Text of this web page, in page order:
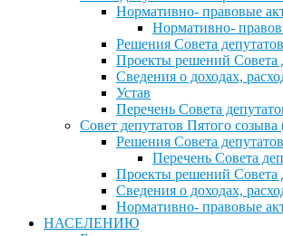
Нормативно- правовые
Нормативно-
Решения Совета
Проекты решений Совета
Сведения о доходах,
Устав
Перечень Совета
Совет депутатов Пятого созыва
Решения Совета
Перечень Совета
Проекты решений Совета
Сведения о доходах,
Нормативно- правовые
НАСЕЛЕНИЮ